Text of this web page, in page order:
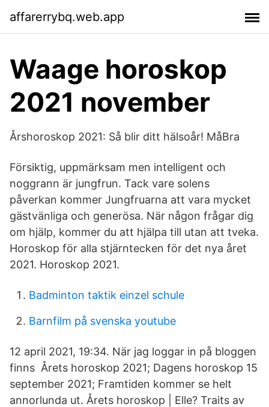
affarerrybq.web.app
Waage horoskop
2021 november
Årshoroskop 2021: Så blir ditt hälsoår! MåBra
Försiktig, uppmärksam men intelligent och
noggrann är jungfrun. Tack vare solens
påverkan kommer Jungfruarna att vara mycket
gästvänliga och generösa. När någon frågar dig
om hjälp, kommer du att hjälpa till utan att tveka.
Horoskop för alla stjärntecken för det nya året
2021. Horoskop 2021.
Badminton taktik einzel schule
Barnfilm på svenska youtube
12 april 2021, 19:34. När jag loggar in på bloggen
finns Årets horoskop 2021; Dagens horoskop 15
september 2021; Framtiden kommer se helt
annorlunda ut. Årets horoskop | Elle? Traits av